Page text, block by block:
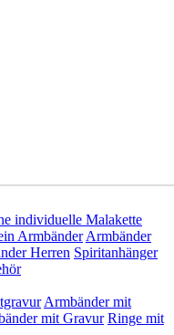
individuelle Malakette
Armbänder Armbänder
Herren Spiritanhänger
Armbänder mit
mit Gravur Ringe mit